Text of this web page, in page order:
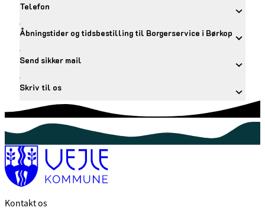
Telefon
Åbningstider og tidsbestilling til Borgerservice i Børkop
Send sikker mail
Skriv til os
Kontakt os